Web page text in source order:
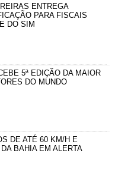
ENTREGA
PARA FISCAIS
DO SIM
5ª EDIÇÃO DA MAIOR
DO MUNDO
DE ATÉ 60 KM/H E
BAHIA EM ALERTA